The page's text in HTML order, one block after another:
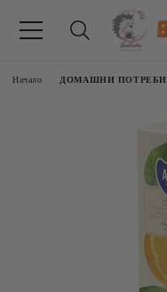
Начало ДОМАШНИ ПОТРЕБИ